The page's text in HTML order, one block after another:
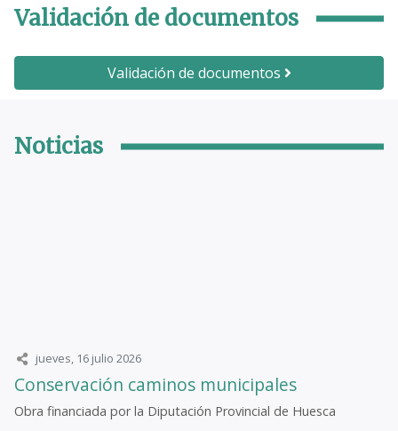
Validación de documentos
Validación de documentos
Noticias
jueves, 16 julio 2026
Conservación caminos municipales
Obra financiada por la Diputación Provincial de Huesca